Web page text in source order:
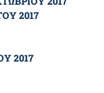
2017
2017